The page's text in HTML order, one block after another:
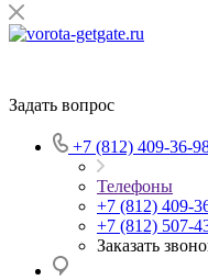
Задать вопрос
+7 (812) 409-36-
Телефоны
+7 (812) 409-
+7 (812) 507-
Заказать